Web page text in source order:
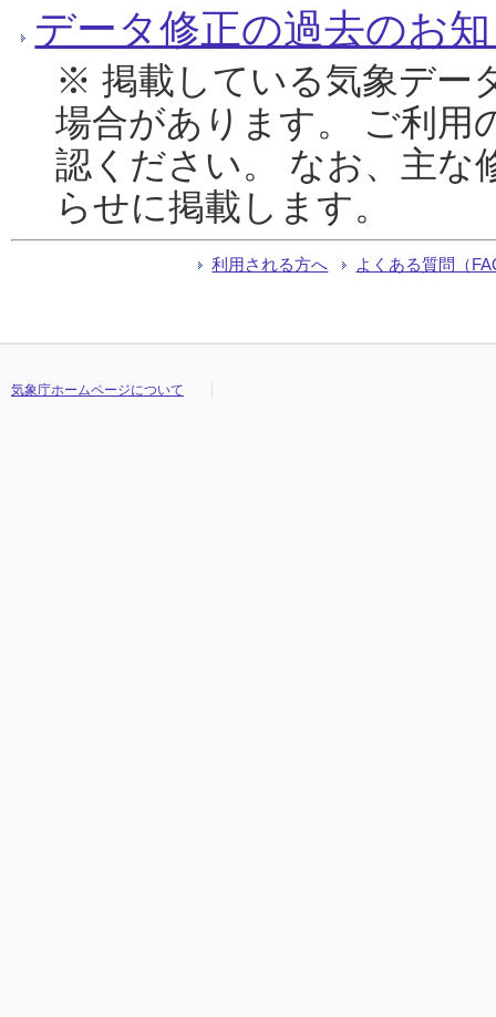
データ修正の過去のお
※ 掲載している気象デー
場合があります。 ご利用
認ください。 なお、主な
らせに掲載します。
利用される方へ よくある質問（
気象庁ホームページについて